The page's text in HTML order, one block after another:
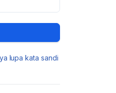
lupa kata sandi